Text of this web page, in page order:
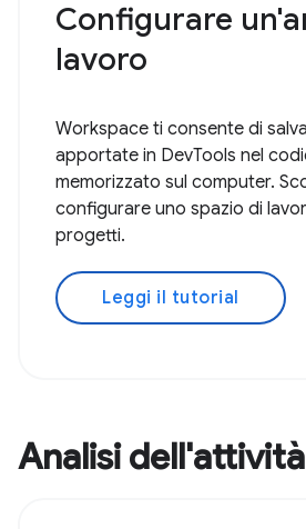
Configurare
lavoro
Workspace ti consente di
apportate in DevTools nel
memorizzato sul computer.
configurare uno spazio di
progetti.
Leggi il tutorial
Analisi